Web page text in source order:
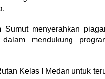
menyerahkan
mendukung
Kelas I Medan untuk